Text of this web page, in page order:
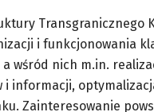
Transgranicznego
i funkcjonowania
wśród nich m.in.
i informacji,
Zainteresowanie